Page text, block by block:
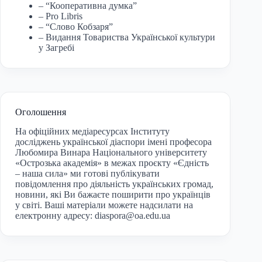
– “Кооперативна думка”
– Pro Libris
– “Слово Кобзаря”
– Видання Товариства Української культури
у Загребі
Оголошення
На офіційних медіаресурсах Інституту
досліджень української діаспори імені професора
Любомира Винара Національного університету
«Острозька академія» в межах проєкту «Єдність
– наша сила» ми готові публікувати
повідомлення про діяльність українських громад,
новини, які Ви бажаєте поширити про українців
у світі. Ваші матеріали можете надсилати на
електронну адресу: diaspora@oa.edu.ua